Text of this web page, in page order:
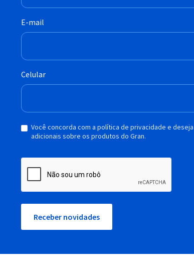
E-mail
Celular
Você concorda com a política de privacidade e
adicionais sobre os produtos do Gran.
Receber novidades